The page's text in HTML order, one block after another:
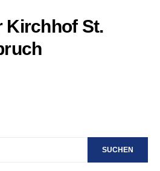
Kirchhof St.
SUCHEN